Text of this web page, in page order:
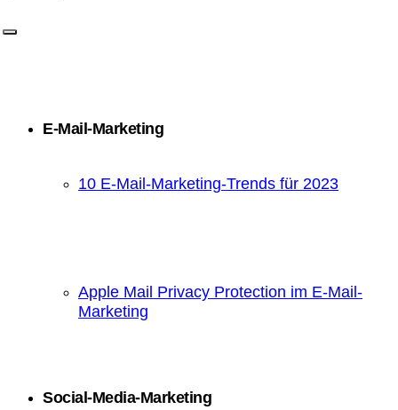
E-Mail-Marketing
10 E-Mail-Marketing-Trends für 2023
Apple Mail Privacy Protection im E-Mail-
Marketing
Social-Media-Marketing